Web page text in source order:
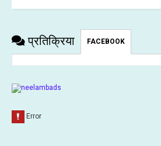
प्रतिक्रिया FACEBOOK